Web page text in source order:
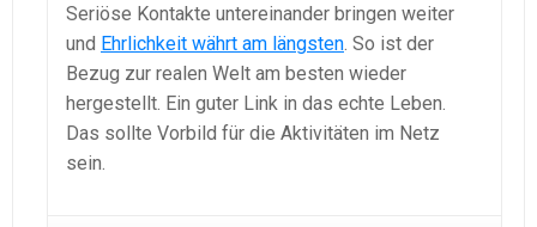
Seriöse Kontakte untereinander bringen weiter
und Ehrlichkeit währt am längsten. So ist der
Bezug zur realen Welt am besten wieder
hergestellt. Ein guter Link in das echte Leben.
Das sollte Vorbild für die Aktivitäten im Netz
sein.